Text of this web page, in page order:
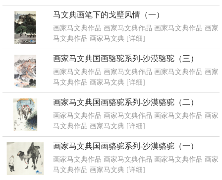
马文典画笔下的戈壁风情（一）
画家马文典作品 画家马文典作品 画家马文典作品 画家
马文典作品 画家马文典 [详细]
画家马文典国画骆驼系列-沙漠骆驼（三）
画家马文典作品 画家马文典作品 画家马文典作品 画家
马文典作品 画家马文典 [详细]
画家马文典国画骆驼系列-沙漠骆驼（二）
画家马文典作品 画家马文典作品 画家马文典作品 画家
马文典作品 画家马文典 [详细]
画家马文典国画骆驼系列-沙漠骆驼（一）
画家马文典作品 画家马文典作品 画家马文典作品 画家
马文典作品 画家马文典 [详细]